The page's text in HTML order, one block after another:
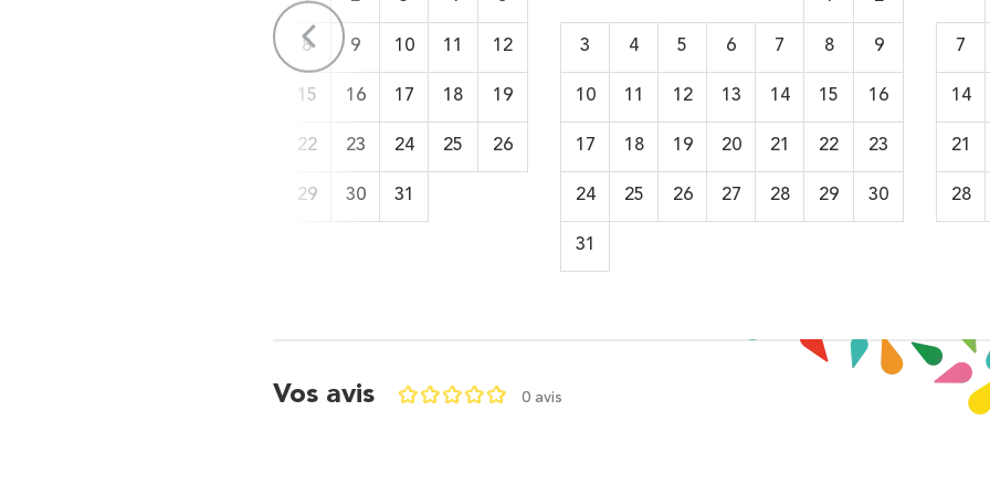
8 9 10 11 12
15 16 17 18 19
22 23 24 25 26
29 30 31
3 4 5 6 7 8 9
10 11 12 13 14 15 16
17 18 19 20 21 22 23
24 25 26 27 28 29 30
31
7
14
21
28
Vos avis 0 avis